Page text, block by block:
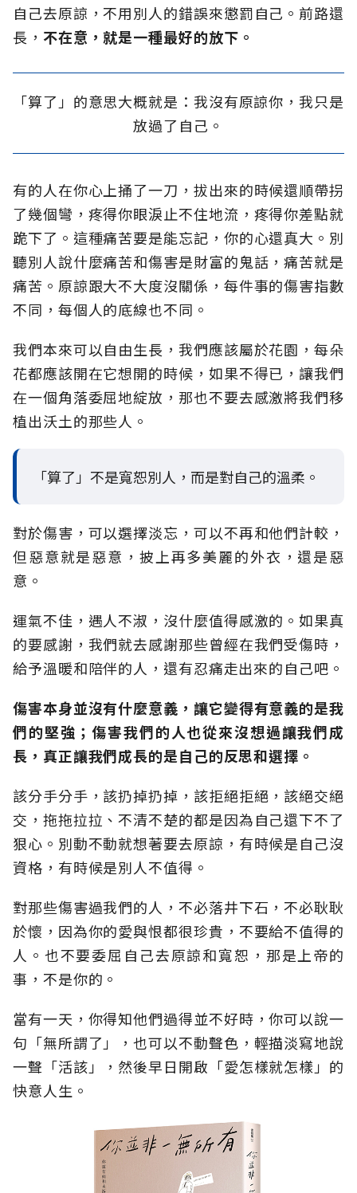
自己去原諒，不用別人的錯誤來懲罰自己。前路還
長， 不在意，就是一種最好的放下。
「算了」的意思大概就是：我沒有原諒你，我只是
放過了自己。
有的人在你心上捅了一刀，拔出來的時候還順帶拐
了幾個彎，疼得你眼淚止不住地流，疼得你差點就
跪下了。這種痛苦要是能忘記，你的心還真大。別
聽別人說什麼痛苦和傷害是財富的鬼話，痛苦就是
痛苦。原諒跟大不大度沒關係，每件事的傷害指數
不同，每個人的底線也不同。
我們本來可以自由生長，我們應該屬於花園，每朵
花都應該開在它想開的時候，如果不得已，讓我們
在一個角落委屈地綻放，那也不要去感激將我們移
植出沃土的那些人。
「算了」不是寬恕別人，而是對自己的溫柔。
對於傷害，可以選擇淡忘，可以不再和他們計較，
但惡意就是惡意，披上再多美麗的外衣，還是惡
意。
運氣不佳，遇人不淑，沒什麼值得感激的。如果真
的要感謝，我們就去感謝那些曾經在我們受傷時，
給予溫暖和陪伴的人，還有忍痛走出來的自己吧。
傷害本身並沒有什麼意義，讓它變得有意義的是我
們的堅強；傷害我們的人也從來沒想過讓我們成
長，真正讓我們成長的是自己的反思和選擇。
該分手分手，該扔掉扔掉，該拒絕拒絕，該絕交絕
交，拖拖拉拉、不清不楚的都是因為自己還下不了
狠心。別動不動就想著要去原諒，有時候是自己沒
資格，有時候是別人不值得。
對那些傷害過我們的人，不必落井下石，不必耿耿
於懷，因為你的愛與恨都很珍貴，不要給不值得的
人。也不要委屈自己去原諒和寬恕，那是上帝的
事，不是你的。
當有一天，你得知他們過得並不好時，你可以說一
句「無所謂了」，也可以不動聲色，輕描淡寫地說
一聲「活該」，然後早日開啟「愛怎樣就怎樣」的
快意人生。